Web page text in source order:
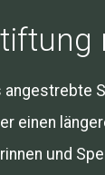
einen
und